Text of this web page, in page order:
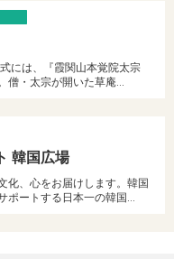
には、『霞関山本覚院太宗
僧・太宗が開いた草庵…
韓国広場
化、心をお届けします。韓国
ポートする日本一の韓国…